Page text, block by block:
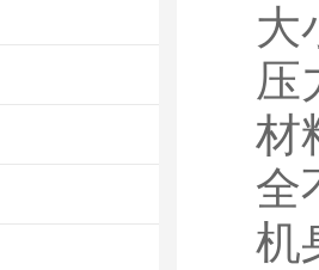
大
压
材
全
机